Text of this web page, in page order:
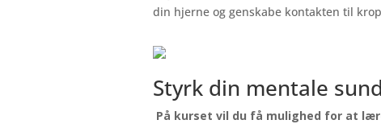
din hjerne og genskabe kontakten til
Styrk din mentale
På kurset vil du få mulighed for at